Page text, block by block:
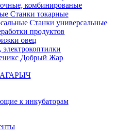
комбинированые
Станки токарные
Станки универсальные
продуктов
овец
Добрый Жар
к инкубаторам